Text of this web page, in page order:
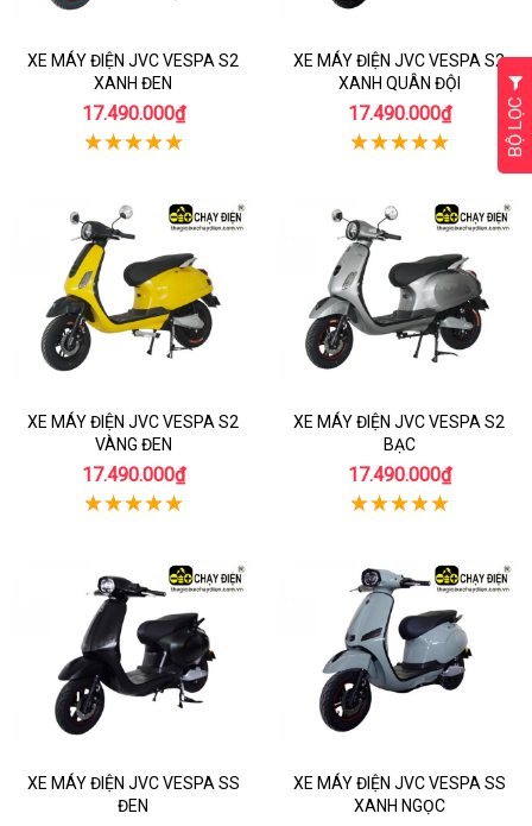
XE MÁY ĐIỆN JVC VESPA S2
XANH ĐEN
17.490.000₫
XE MÁY ĐIỆN JVC VESPA S2
XANH QUÂN ĐỘI
17.490.000₫
XE MÁY ĐIỆN JVC VESPA S2
VÀNG ĐEN
17.490.000₫
XE MÁY ĐIỆN JVC VESPA S2
BẠC
17.490.000₫
XE MÁY ĐIỆN JVC VESPA SS
ĐEN
XE MÁY ĐIỆN JVC VESPA SS
XANH NGỌC
BỘ LỌC